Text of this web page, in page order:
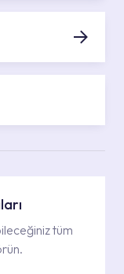
tüm